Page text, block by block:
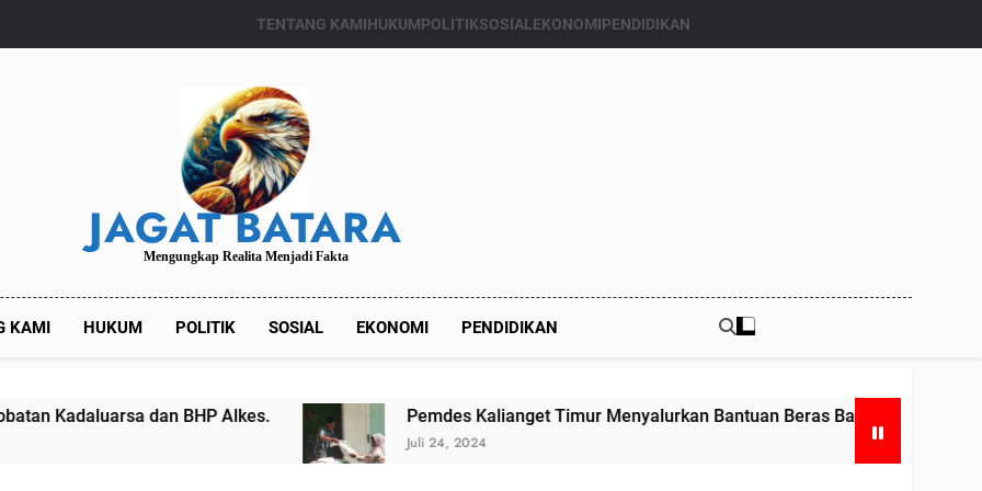
TENTANG KAMIHUKUMPOLITIKSOSIALEKONOMIPENDIDIKAN
JAGAT BATARA
Mengungkap Realita Menjadi Fakta
KAMI HUKUM POLITIK SOSIAL EKONOMI PENDIDIKAN
Alkes. Pemdes Kalianget Timur Menyalurkan Bantuan Beras Bapang (Bantuan Pangan) ke Enam